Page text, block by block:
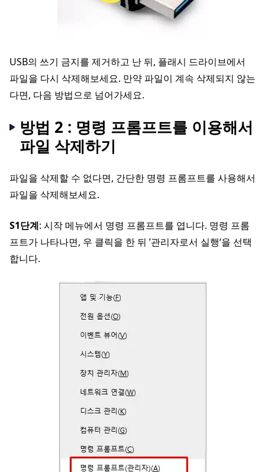
USB의 쓰기 금지를 제거하고 난 뒤, 플래시 드라이브에서
파일을 다시 삭제해보세요. 만약 파일이 계속 삭제되지 않는
다면, 다음 방법으로 넘어가세요.
방법 2 : 명령 프롬프트를 이용해서
파일 삭제하기
파일을 삭제할 수 없다면, 간단한 명령 프롬프트를 사용해서
파일을 삭제해보세요.
S1단계: 시작 메뉴에서 명령 프롬프트를 엽니다. 명령 프롬
프트가 나타나면, 우 클릭을 한 뒤 ’관리자로서 실행‘을 선택
합니다.